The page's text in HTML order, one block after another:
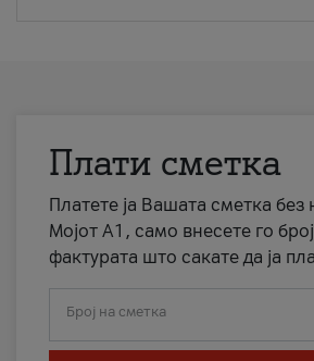
Плати сметка
Платете ја Вашата сметка без
Мојот А1, само внесете го
фактурата што сакате да ја
Број на сметка